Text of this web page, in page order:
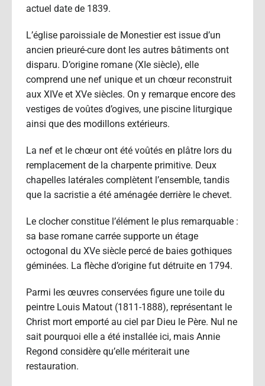
actuel date de 1839.
L’église paroissiale de Monestier est issue d’un
ancien prieuré-cure dont les autres bâtiments ont
disparu. D’origine romane (XIe siècle), elle
comprend une nef unique et un chœur reconstruit
aux XIVe et XVe siècles. On y remarque encore des
vestiges de voûtes d’ogives, une piscine liturgique
ainsi que des modillons extérieurs.
La nef et le chœur ont été voûtés en plâtre lors du
remplacement de la charpente primitive. Deux
chapelles latérales complètent l’ensemble, tandis
que la sacristie a été aménagée derrière le chevet.
Le clocher constitue l’élément le plus remarquable :
sa base romane carrée supporte un étage
octogonal du XVe siècle percé de baies gothiques
géminées. La flèche d’origine fut détruite en 1794.
Parmi les œuvres conservées figure une toile du
peintre Louis Matout (1811-1888), représentant le
Christ mort emporté au ciel par Dieu le Père. Nul ne
sait pourquoi elle a été installée ici, mais Annie
Regond considère qu’elle mériterait une
restauration.